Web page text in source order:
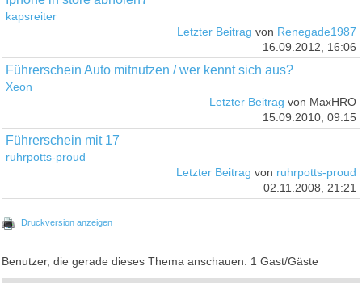
kapsreiter
Letzter Beitrag von Renegade1987
16.09.2012, 16:06
Führerschein Auto mitnutzen / wer kennt sich aus?
Xeon
Letzter Beitrag von MaxHRO
15.09.2010, 09:15
Führerschein mit 17
ruhrpotts-proud
Letzter Beitrag von ruhrpotts-proud
02.11.2008, 21:21
Druckversion anzeigen
Benutzer, die gerade dieses Thema anschauen: 1 Gast/Gäste